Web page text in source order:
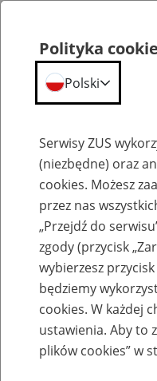
Szkolenia
Zaproś ZUS do
eZUS w
Polityka
Polski
Serwisy ZUS
(niezbędne) oraz
cookies. Możesz
przez nas
„Przejdź do
zgody (przycisk
wybierzesz
będziemy
cookies. W każdej
ustawienia. Aby to
plików cookies” w